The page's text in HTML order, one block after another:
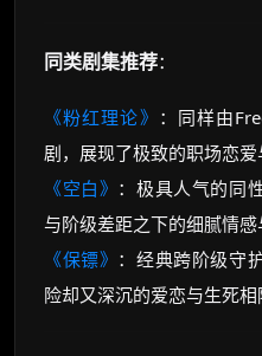
同类剧集推荐：
《粉红理论》 ：同样由
剧，展现了极致的职场恋爱
《空白》 ：极具人气的同
与阶级差距之下的细腻情感
《保镖》 ：经典跨阶级守
险却又深沉的爱恋与生死相